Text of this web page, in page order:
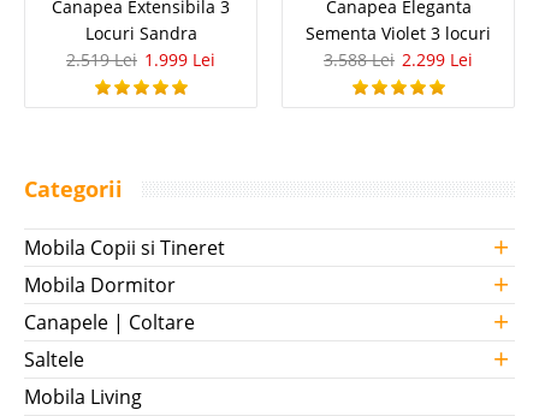
Canapea Extensibila 3
Locuri Sandra
2.519 Lei 1.999 Lei
Canapea Eleganta
Sementa Violet 3 locuri
3.588 Lei 2.299 Lei
Categorii
Mobila Copii si Tineret +
Mobila Dormitor +
Canapele | Coltare +
Saltele +
Mobila Living